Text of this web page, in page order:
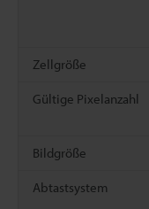
Zellgröße
Gültige Pixelanzahl
Bildgröße
Abtastsystem